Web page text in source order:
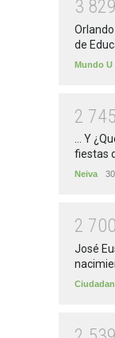
3 829
de
Mundo U
2 745
... Y
fiestas
Neiva
2 700
José